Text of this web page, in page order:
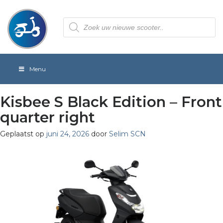
Producten
zoeken
Menu
Kisbee S Black Edition – Front
quarter right
Geplaatst op juni 24, 2026 door Selim SCN